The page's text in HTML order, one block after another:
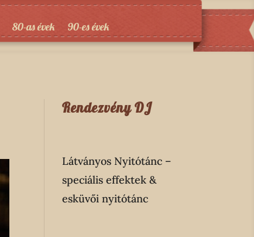
80-as évek 90-es évek
Rendezvény DJ
Látványos Nyitótánc –
speciális effektek &
esküvői nyitótánc